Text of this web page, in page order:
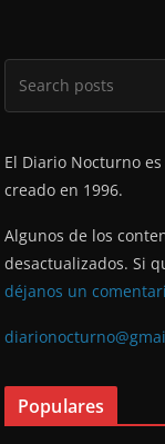
El Diario Nocturno
creado en 1996.
Algunos de los
desactualizados. Si
déjanos un
Populares